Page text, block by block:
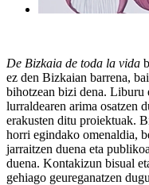
De Bizkaia de toda la vida
ez den Bizkaian barrena,
bihotzean bizi dena. Liburu
lurraldearen arima osatzen
erakusten ditu proiektuak.
horri egindako omenaldia,
jarraitzen duena eta
duena. Kontakizun bisual
gehiago geureganatzen